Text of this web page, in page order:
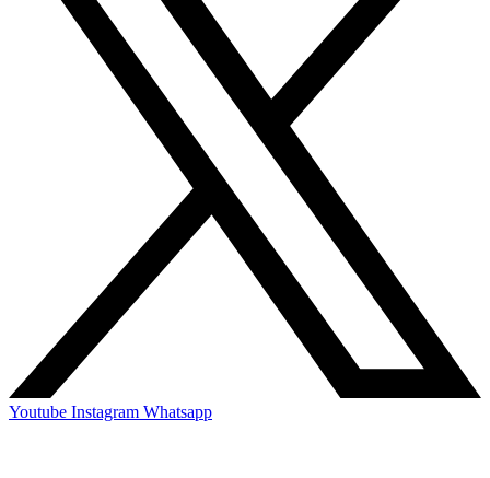
Youtube Instagram Whatsapp